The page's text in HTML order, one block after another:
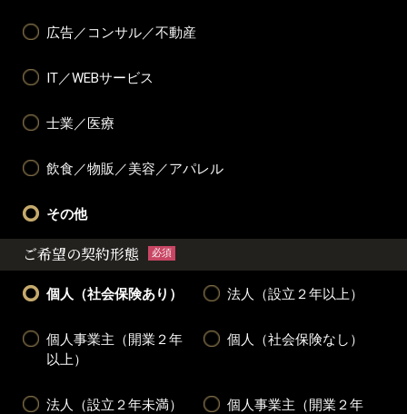
広告／コンサル／不動産
IT／WEBサービス
士業／医療
飲食／物販／美容／アパレル
その他
ご希望の契約形態 必須
個人（社会保険あり） 法人（設立２年以上）
個人事業主（開業２年
以上）
個人（社会保険なし）
法人（設立２年未満）
個人事業主（開業２年